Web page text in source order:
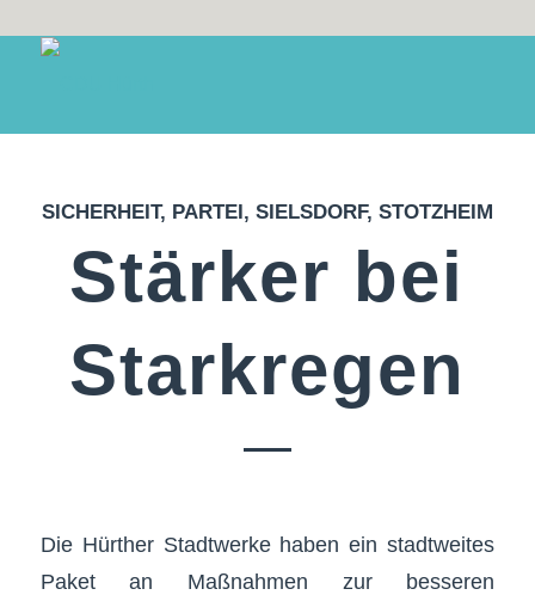
SICHERHEIT, PARTEI, SIELSDORF, STOTZHEIM
Stärker bei
Starkregen
Die Hürther Stadtwerke haben ein stadtweites
Paket an Maßnahmen zur besseren